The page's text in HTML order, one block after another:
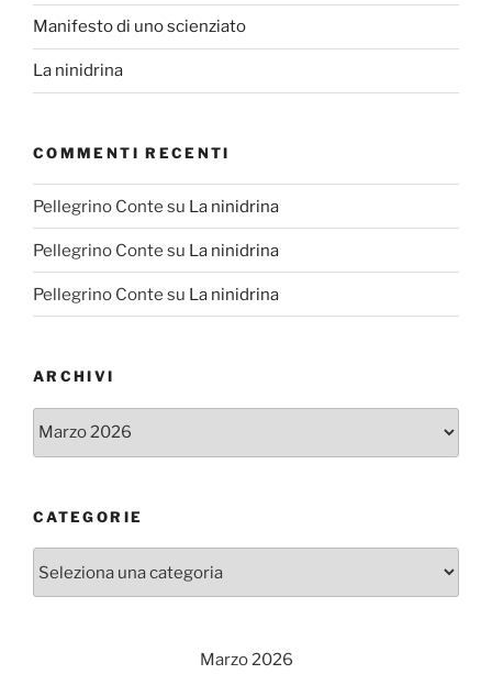
Manifesto di uno scienziato
La ninidrina
COMMENTI RECENTI
Pellegrino Conte su La ninidrina
Pellegrino Conte su La ninidrina
Pellegrino Conte su La ninidrina
ARCHIVI
CATEGORIE
Marzo 2026